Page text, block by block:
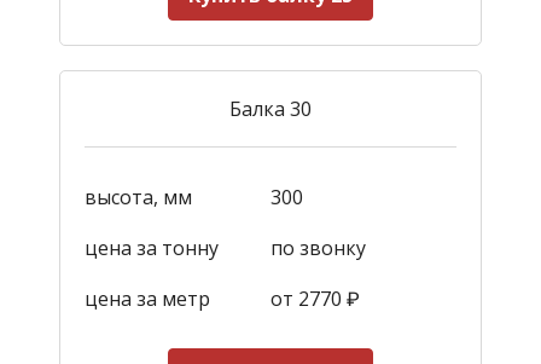
Балка 30
высота, мм
300
цена за тонну
по звонку
цена за метр
от 2770 ₽